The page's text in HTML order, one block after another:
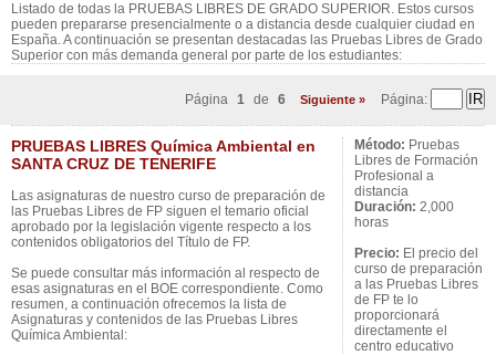
Listado de todas la PRUEBAS LIBRES DE GRADO SUPERIOR. Estos cursos
pueden prepararse presencialmente o a distancia desde cualquier ciudad en
España. A continuación se presentan destacadas las Pruebas Libres de Grado
Superior con más demanda general por parte de los estudiantes:
Página 1 de 6 Siguiente » Página:
PRUEBAS LIBRES Química Ambiental en
SANTA CRUZ DE TENERIFE
Las asignaturas de nuestro curso de preparación de
las Pruebas Libres de FP siguen el temario oficial
aprobado por la legislación vigente respecto a los
contenidos obligatorios del Título de FP.
Se puede consultar más información al respecto de
esas asignaturas en el BOE correspondiente. Como
resumen, a continuación ofrecemos la lista de
Asignaturas y contenidos de las Pruebas Libres
Química Ambiental:
Método: Pruebas
Libres de Formación
Profesional a
distancia
Duración: 2,000
horas
Precio: El precio del
curso de preparación
a las Pruebas Libres
de FP te lo
proporcionará
directamente el
centro educativo